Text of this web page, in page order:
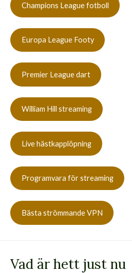
Champions League fotboll
Europa League Footy
Premier League dart
William Hill streaming
Live hästkapplöpning
Programvara för streaming
Bästa strömmande VPN
Vad är hett just nu